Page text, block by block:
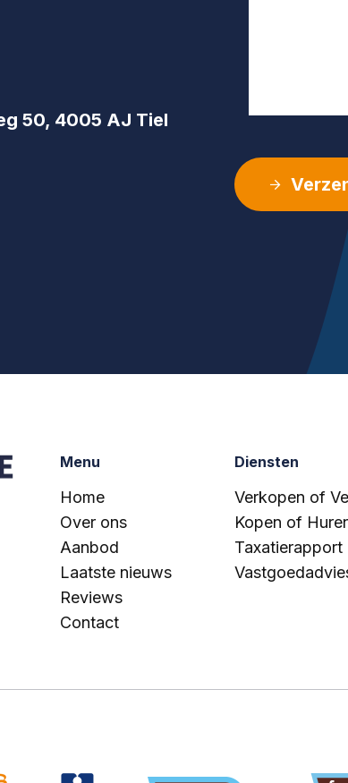
50, 4005 AJ Tiel
Menu
Home
Over ons
Aanbod
Laatste nieuws
Reviews
Contact
Diensten
Verkopen of
Kopen of
Taxatierapport